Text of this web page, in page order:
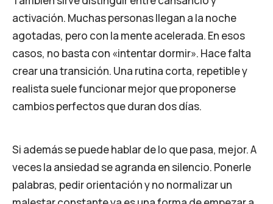
activación. Muchas personas llegan a la noche
agotadas, pero con la mente acelerada. En esos
casos, no basta con «intentar dormir». Hace falta
crear una transición. Una rutina corta, repetible y
realista suele funcionar mejor que proponerse
cambios perfectos que duran dos días.
Si además se puede hablar de lo que pasa, mejor. A
veces la ansiedad se agranda en silencio. Ponerle
palabras, pedir orientación y no normalizar un